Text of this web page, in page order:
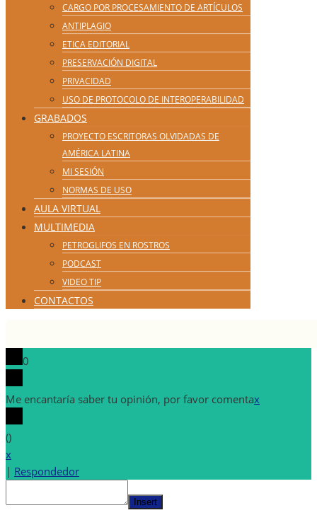
CARGO POR PROCESAMIENTO DE ARTÍCULOS
ANTIPLAGIO
ETICA EDITORIAL
PRESERVACIÓN DIGITAL
PRIVACIDAD
USO DE PROTOCOLO DE INTEROPERABILIDAD
GRABADOS
PROYECTO ESCRITORAS OLVIDADAS DE
AMÉRICA LATINA
MI SESIÓN
NORMAS DE USO
AULA VIRTUAL
MULTIMEDIA
PETROGLIFOS EN ROSTROS
PODCAST
VIDEO TIP
CONTACTOS
0
Me encantaría saber tu opinión, por favor comentax
()
x
| Respondedor
Insert